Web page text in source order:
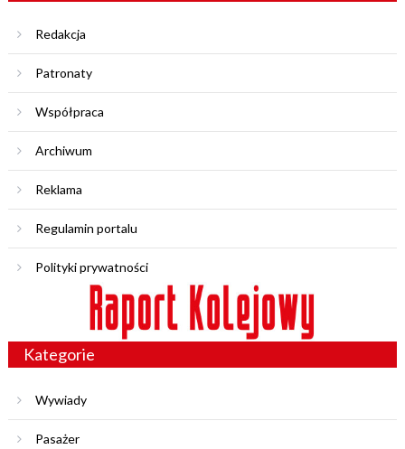
Redakcja
Patronaty
Współpraca
Archiwum
Reklama
Regulamin portalu
Polityki prywatności
Kategorie
Wywiady
Pasażer